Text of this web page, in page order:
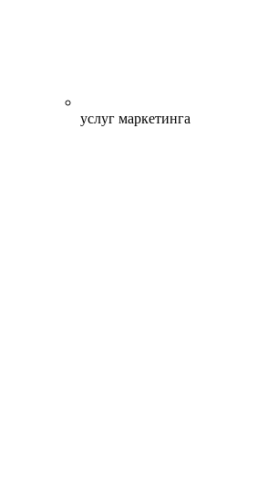
услуг маркетинга